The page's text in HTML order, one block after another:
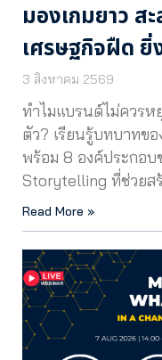
มองเกมยาว ส
เศรษฐกิจฝืด ยิ่
3 สิงหาคม 2569
ทำไมแบรนด์ไม่ควรห
ตัว? เรียนรู้บทบาทขอ
พร้อม 8 องค์ประกอบ
Storytelling ที่ช่วยส
Read More »